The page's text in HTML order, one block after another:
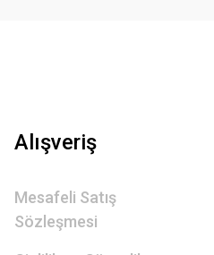
Alışveriş
Mesafeli Satış
Sözleşmesi